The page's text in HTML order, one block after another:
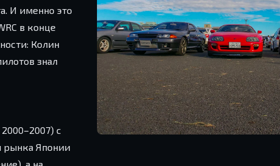
И именно это
в конце
Колин
знал
с
рынка Японии